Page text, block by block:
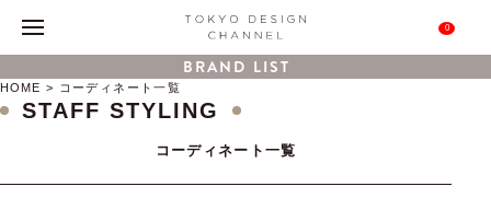
0
BRAND LIST
HOME コーディネート一覧
STAFF STYLING
コーディネート一覧